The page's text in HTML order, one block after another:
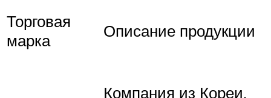
Торговая
марка
Описание продукции
Компания из Кореи,